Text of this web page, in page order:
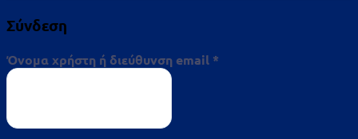
Σύνδεση
Όνομα χρήστη ή διεύθυνση email *